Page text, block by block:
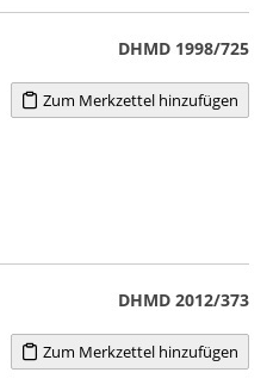
DHMD 1998/725
Zum Merkzettel hinzufügen
DHMD 2012/373
Zum Merkzettel hinzufügen